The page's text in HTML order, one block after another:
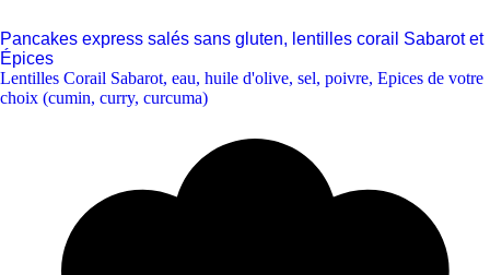
Pancakes express salés sans gluten, lentilles corail Sabarot et
Épices
Lentilles Corail Sabarot, eau, huile d'olive, sel, poivre, Epices de votre
choix (cumin, curry, curcuma)